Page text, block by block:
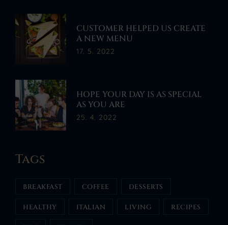
CUSTOMER HELPED US CREATE
A NEW MENU
17. 5. 2022
HOPE YOUR DAY IS AS SPECIAL
AS YOU ARE
25. 4. 2022
Tags
BREAKFAST COFFEE DESSERTS
HEALTHY ITALIAN LIVING RECIPES